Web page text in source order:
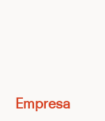
Empresa